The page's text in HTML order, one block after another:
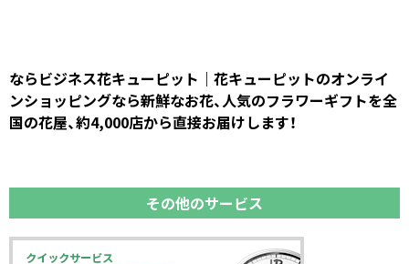
ならビジネス花キューピット｜花キューピットのオンライ
ンショッピングなら新鮮なお花、人気のフラワーギフトを全
国の花屋、約4,000店から直接お届けします！
その他のサービス